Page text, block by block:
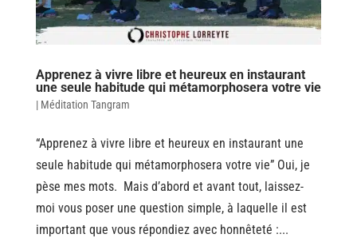
Apprenez à vivre libre et heureux en instaurant
une seule habitude qui métamorphosera votre vie
| Méditation Tangram
“Apprenez à vivre libre et heureux en instaurant une
seule habitude qui métamorphosera votre vie” Oui, je
pèse mes mots. Mais d’abord et avant tout, laissez-
moi vous poser une question simple, à laquelle il est
important que vous répondiez avec honnêteté :...